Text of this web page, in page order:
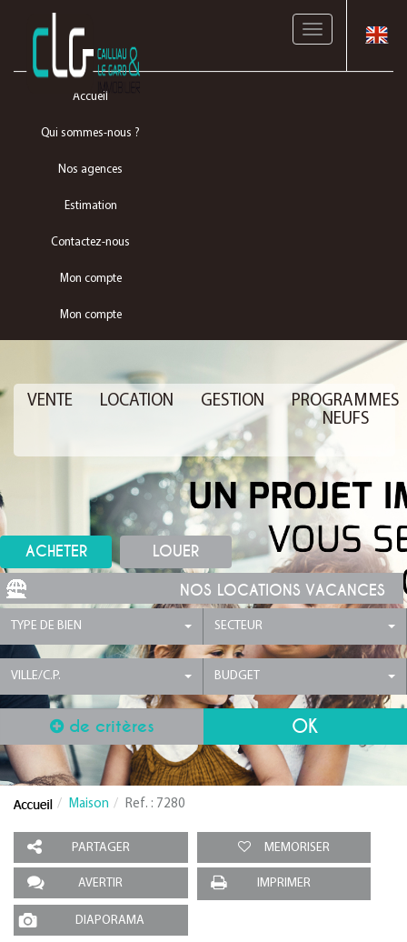
Toggle
Accueil
Qui sommes-nous ?
Nos agences
Estimation
Contactez-nous
Mon compte
Mon compte
VENTE LOCATION GESTION
PROGRAMMES
NEUFS
ACHETER LOUER
NOS LOCATIONS VACANCES
TYPE DE BIEN SECTEUR
VILLE/C.P. BUDGET
de critères
Maison Ref. : 7280
PARTAGER MEMORISER
AVERTIR IMPRIMER
DIAPORAMA